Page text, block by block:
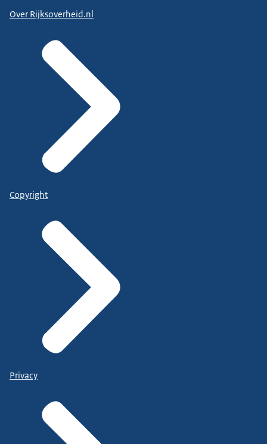
Over Rijksoverheid.nl
Copyright
Privacy